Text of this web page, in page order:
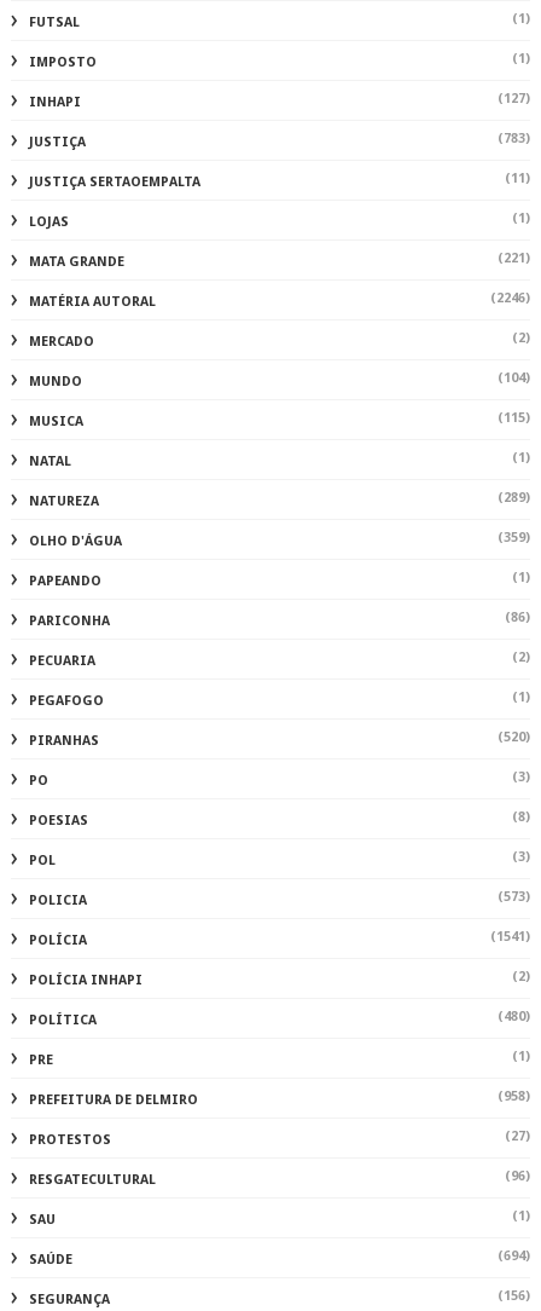
FUTSAL (1)
IMPOSTO (1)
INHAPI (127)
JUSTIÇA (783)
JUSTIÇA SERTAOEMPALTA (11)
LOJAS (1)
MATA GRANDE (221)
MATÉRIA AUTORAL (2246)
MERCADO (2)
MUNDO (104)
MUSICA (115)
NATAL (1)
NATUREZA (289)
OLHO D'ÁGUA (359)
PAPEANDO (1)
PARICONHA (86)
PECUARIA (2)
PEGAFOGO (1)
PIRANHAS (520)
PO (3)
POESIAS (8)
POL (3)
POLICIA (573)
POLÍCIA (1541)
POLÍCIA INHAPI (2)
POLÍTICA (480)
PRE (1)
PREFEITURA DE DELMIRO (958)
PROTESTOS (27)
RESGATECULTURAL (96)
SAU (1)
SAÚDE (694)
SEGURANÇA (156)